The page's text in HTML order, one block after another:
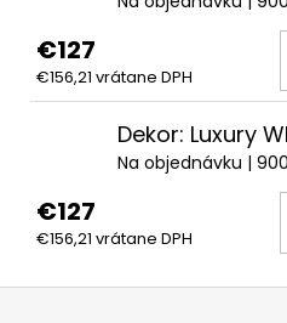
€127
€156,21 vrátane DPH
Dekor: Luxury
Na objednávku |
€127
€156,21 vrátane DPH
Z